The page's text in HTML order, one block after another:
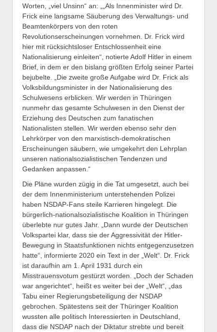
Worten, „viel Unsinn“ an: „„Als Innenminister wird Dr.
Frick eine langsame Säuberung des Verwaltungs- und
Beamtenkörpers von den roten
Revolutionserscheinungen vornehmen. Dr. Frick wird
hier mit rücksichtsloser Entschlossenheit eine
Nationalisierung einleiten“, notierte Adolf Hitler in einem
Brief, in dem er den bislang größten Erfolg seiner Partei
bejubelte. „Die zweite große Aufgabe wird Dr. Frick als
Volksbildungsminister in der Nationalisierung des
Schulwesens erblicken. Wir werden in Thüringen
nunmehr das gesamte Schulwesen in den Dienst der
Erziehung des Deutschen zum fanatischen
Nationalisten stellen. Wir werden ebenso sehr den
Lehrkörper von den marxistisch-demokratischen
Erscheinungen säubern, wie umgekehrt den Lehrplan
unseren nationalsozialistischen Tendenzen und
Gedanken anpassen.“
Die Pläne wurden zügig in die Tat umgesetzt, auch bei
der dem Innenministerium unterstehenden Polizei
haben NSDAP-Fans steile Karrieren hingelegt. Die
bürgerlich-nationalsozialistische Koalition in Thüringen
überlebte nur gutes Jahr. „Dann wurde der Deutschen
Volkspartei klar, dass sie der Aggressivität der Hitler-
Bewegung in Staatsfunktionen nichts entgegenzusetzen
hatte“, informierte 2020 ein Text in der „Welt“. Dr. Frick
ist daraufhin am 1. April 1931 durch ein
Misstrauensvotum gestürzt worden. „Doch der Schaden
war angerichtet“, heißt es weiter bei der „Welt“, „das
Tabu einer Regierungsbeteiligung der NSDAP
gebrochen. Spätestens seit der Thüringer Koalition
wussten alle politisch Interessierten in Deutschland,
dass die NSDAP nach der Diktatur strebte und bereit